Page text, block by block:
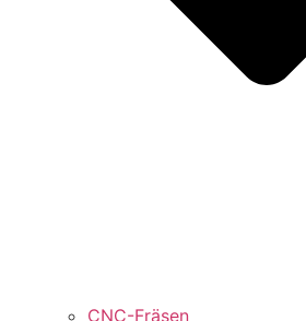
CNC-Fräsen